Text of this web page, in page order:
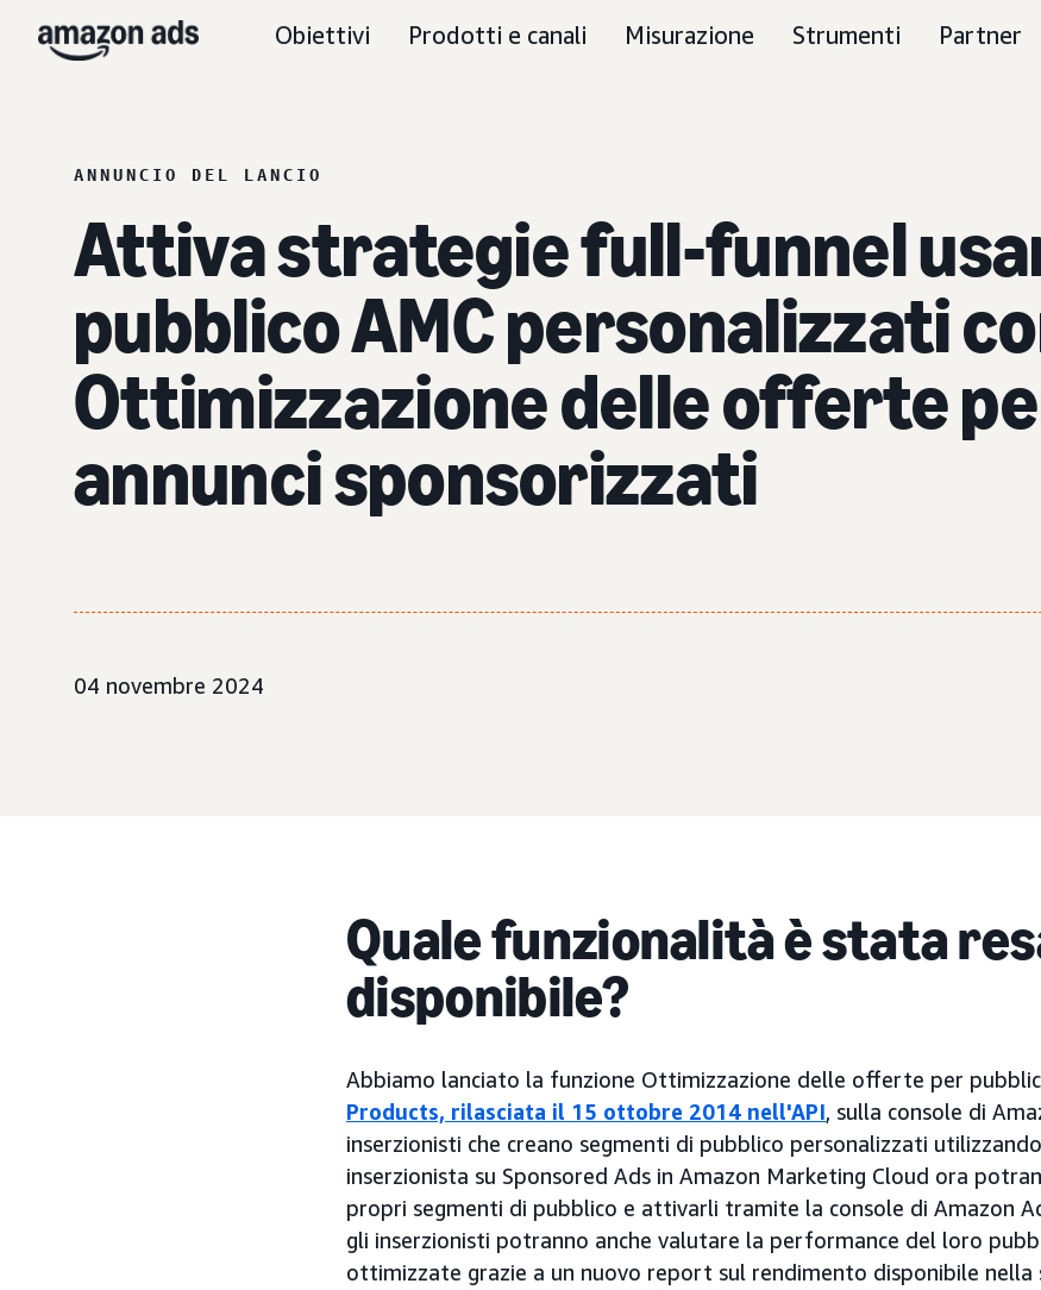
Obiettivi Prodotti e canali Misurazione Strumenti Partner
ANNUNCIO DEL LANCIO
Attiva strategie full-funnel
pubblico AMC personalizzati
Ottimizzazione delle offerte
annunci sponsorizzati
04 novembre 2024
Quale funzionalità è stata
disponibile?
Abbiamo lanciato la funzione Ottimizzazione delle offerte per
Products, rilasciata il 15 ottobre 2014 nell'API, sulla console di
inserzionisti che creano segmenti di pubblico personalizzati
inserzionista su Sponsored Ads in Amazon Marketing Cloud ora
propri segmenti di pubblico e attivarli tramite la console di Amazon
gli inserzionisti potranno anche valutare la performance del loro
ottimizzate grazie a un nuovo report sul rendimento disponibile nella